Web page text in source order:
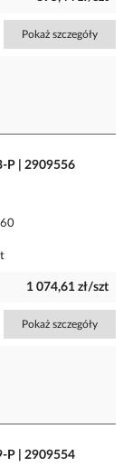
Pokaż szczegóły
P | 2909556
1 074,61 zł/szt
Pokaż szczegóły
P | 2909554